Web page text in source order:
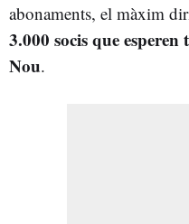
abonaments, el màxim
3.000 socis que
Nou.